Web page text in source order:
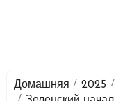
Домашняя 2025